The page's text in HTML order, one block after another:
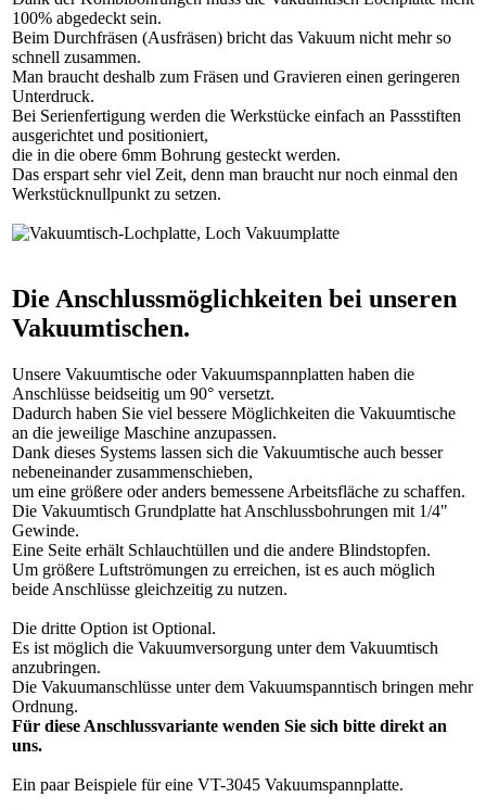
100% abgedeckt sein.
Beim Durchfräsen (Ausfräsen) bricht das Vakuum nicht mehr so
schnell zusammen.
Man braucht deshalb zum Fräsen und Gravieren einen geringeren
Unterdruck.
Bei Serienfertigung werden die Werkstücke einfach an Passstiften
ausgerichtet und positioniert,
die in die obere 6mm Bohrung gesteckt werden.
Das erspart sehr viel Zeit, denn man braucht nur noch einmal den
Werkstücknullpunkt zu setzen.
Die Anschlussmöglichkeiten bei unseren
Vakuumtischen.
Unsere Vakuumtische oder Vakuumspannplatten haben die
Anschlüsse beidseitig um 90° versetzt.
Dadurch haben Sie viel bessere Möglichkeiten die Vakuumtische
an die jeweilige Maschine anzupassen.
Dank dieses Systems lassen sich die Vakuumtische auch besser
nebeneinander zusammenschieben,
um eine größere oder anders bemessene Arbeitsfläche zu schaffen.
Die Vakuumtisch Grundplatte hat Anschlussbohrungen mit 1/4"
Gewinde.
Eine Seite erhält Schlauchtüllen und die andere Blindstopfen.
Um größere Luftströmungen zu erreichen, ist es auch möglich
beide Anschlüsse gleichzeitig zu nutzen.
Die dritte Option ist Optional.
Es ist möglich die Vakuumversorgung unter dem Vakuumtisch
anzubringen.
Die Vakuumanschlüsse unter dem Vakuumspanntisch bringen mehr
Ordnung.
Für diese Anschlussvariante wenden Sie sich bitte direkt an
uns.
Ein paar Beispiele für eine VT-3045 Vakuumspannplatte.